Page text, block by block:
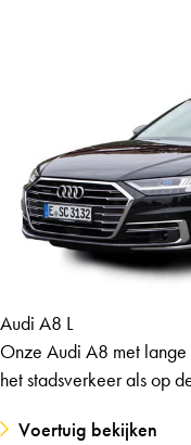
Audi A8 L
Onze Audi A8 met
het stadsverkeer als op
Voertuig bekijken